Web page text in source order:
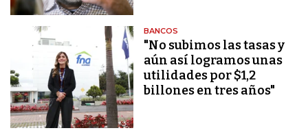
BANCOS
"No subimos las tasas y
aún así logramos unas
utilidades por $1,2
billones en tres años"